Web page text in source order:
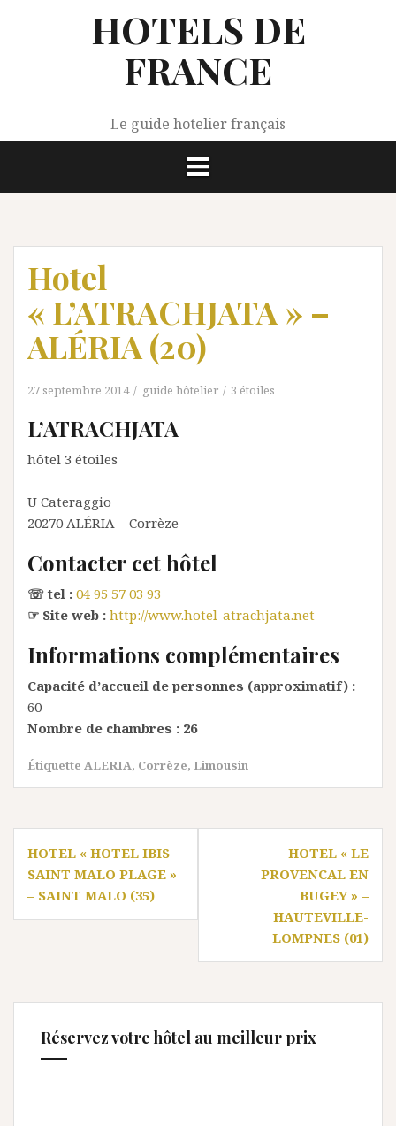
HOTELS DE
FRANCE
Le guide hotelier français
Hotel
« L’ATRACHJATA » –
ALÉRIA (20)
27 septembre 2014 guide hôtelier 3 étoiles
L’ATRACHJATA
hôtel 3 étoiles
U Cateraggio
20270 ALÉRIA – Corrèze
Contacter cet hôtel
☏ tel : 04 95 57 03 93
☞ Site web : http://www.hotel-atrachjata.net
Informations complémentaires
Capacité d’accueil de personnes (approximatif) :
60
Nombre de chambres : 26
Étiquette ALERIA, Corrèze, Limousin
Navigation
de
l’article
HOTEL « HOTEL IBIS
SAINT MALO PLAGE »
– SAINT MALO (35)
HOTEL « LE
PROVENCAL EN
BUGEY » –
HAUTEVILLE-
LOMPNES (01)
Réservez votre hôtel au meilleur prix